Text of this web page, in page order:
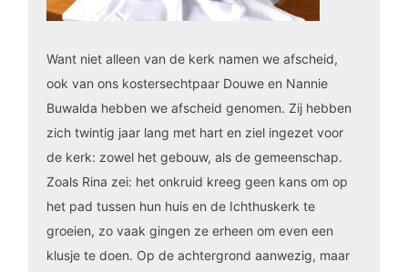
Want niet alleen van de kerk namen we afscheid,
ook van ons kostersechtpaar Douwe en Nannie
Buwalda hebben we afscheid genomen. Zij hebben
zich twintig jaar lang met hart en ziel ingezet voor
de kerk: zowel het gebouw, als de gemeenschap.
Zoals Rina zei: het onkruid kreeg geen kans om op
het pad tussen hun huis en de Ichthuskerk te
groeien, zo vaak gingen ze erheen om even een
klusje te doen. Op de achtergrond aanwezig, maar